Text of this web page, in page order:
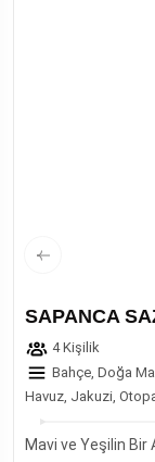
SAPANCA
4 Kişilik
Bahçe, Doğa
Havuz, Jakuzi,
Mavi ve Yeşilin Bir